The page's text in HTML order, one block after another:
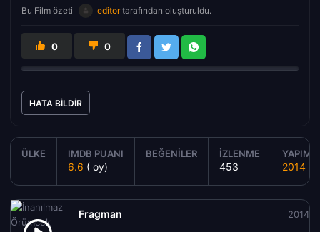
Bu Film özeti editortarafından oluşturuldu.
0 0
HATA BILDIR
ÜLKE IMDB PUANI
6.6 ( oy)
BEĞENILER İZLENME
453
YAPIM
2014
Fragman 2014